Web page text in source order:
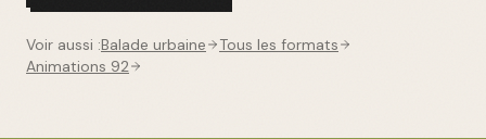
Voir aussi :Balade urbaine
Tous les formats
Animations 92